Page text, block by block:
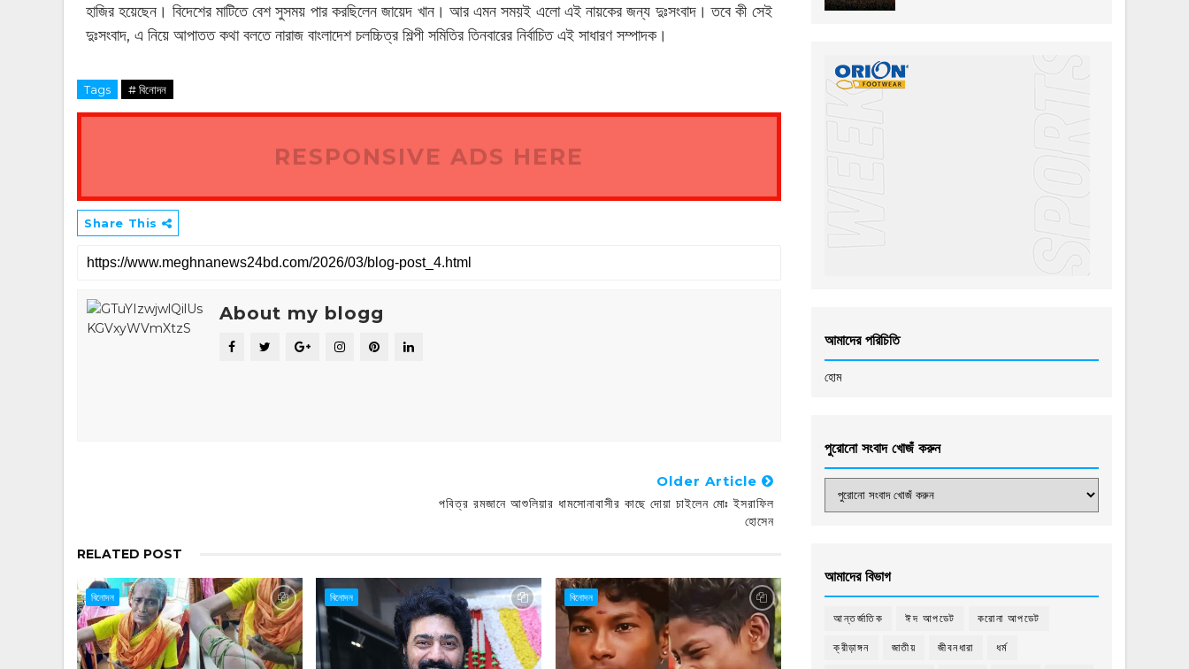
হাজির হয়েছেন। বিদেশের মাটিতে বেশ সুসময় পার করছিলেন জায়েদ খান। আর এমন সময়ই এলো এই নায়কের জন্য দুঃসংবাদ। তবে কী সেই
দুঃসংবাদ, এ নিয়ে আপাতত কথা বলতে নারাজ বাংলাদেশ চলচ্চিত্র শিল্পী সমিতির তিনবারের নির্বাচিত এই সাধারণ সম্পাদক।
Tags # বিনোদন
RESPONSIVE ADS HERE
Share This
About my blogg
Older Article
পবিত্র রমজানে আশুলিয়ার ধামসোনাবাসীর কাছে দোয়া চাইলেন মোঃ ইসরাফিল
হোসেন
RELATED POST
বিনোদন বিনোদন বিনোদন
আমাদের পরিচিতি
হোম
পুরোনো সংবাদ খোজঁ করুন
আমাদের বিভাগ
আন্তর্জাতিক ঈদ আপডেট করোনা আপডেট
ক্রীড়াঙ্গন জাতীয় জীবনধারা ধর্ম